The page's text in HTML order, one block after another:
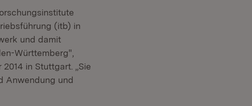
(itb) in
und damit
Württemberg",
in Stuttgart. „Sie
Anwendung und